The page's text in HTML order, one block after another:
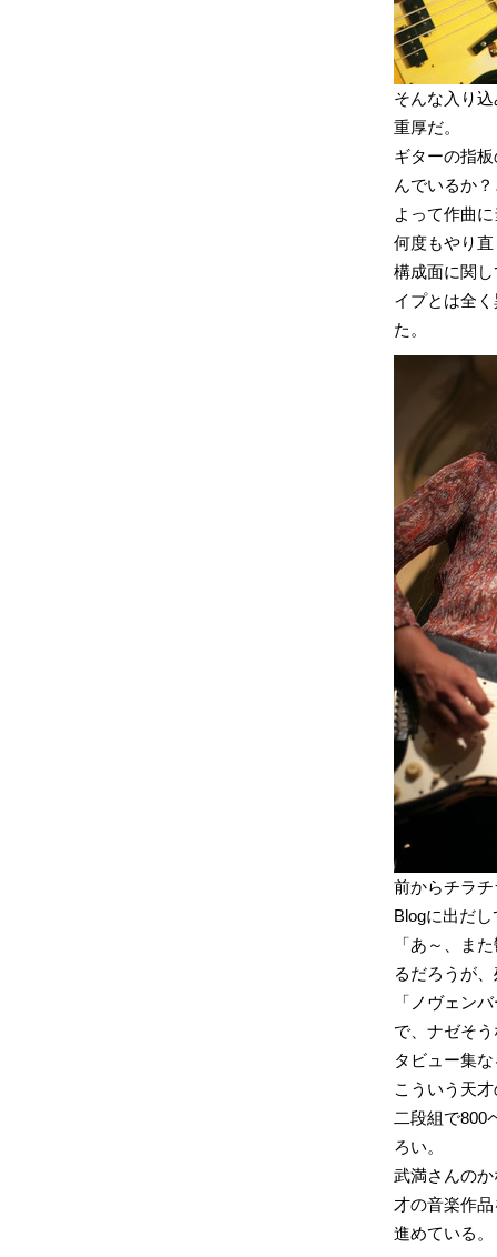
そんな入り
重厚だ。
ギターの指
んでいるか
よって作曲
何度もやり
構成面に関
イプとは全
た。
前からチラ
Blogに出だ
「あ～、ま
るだろうが
「ノヴェン
で、ナゼそ
タビュー集
こういう天
二段組で800
ろい。
武満さんの
才の音楽作
進めている。